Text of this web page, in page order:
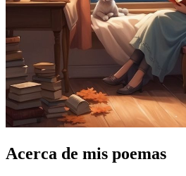
Acerca de mis poemas